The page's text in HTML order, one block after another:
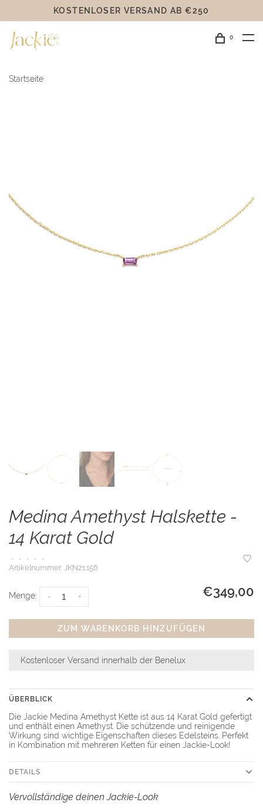
KOSTENLOSER VERSAND AB €250
0
Startseite
Medina Amethyst Halskette -
14 Karat Gold
• • • •
•
Artikelnummer: JKN21.156
Menge: +
- €349,00
ZUM WARENKORB HINZUFÜGEN
Kostenloser Versand innerhalb der Benelux
ÜBERBLICK
Die Jackie Medina Amethyst Kette ist aus 14 Karat Gold gefertigt
und enthält einen Amethyst. Die schützende und reinigende
Wirkung sind wichtige Eigenschaften dieses Edelsteins. Perfekt
in Kombination mit mehreren Ketten für einen Jackie-Look!
DETAILS
Vervollständige deinen Jackie-Look